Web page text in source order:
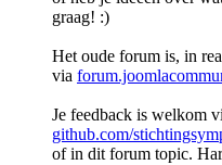
graag! :)
Het oude forum is, in
via
Je feedback is welkom
github.com/
of in dit forum topic.